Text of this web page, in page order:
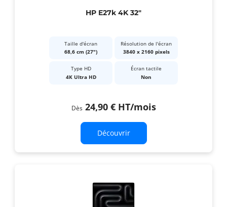
HP E27k 4K 32"
Taille d'écran
68,6 cm (27")
Résolution de l'écran
3840 x 2160 pixels
Type HD
4K Ultra HD
Écran tactile
Non
Dès 24,90 € HT/mois
Découvrir